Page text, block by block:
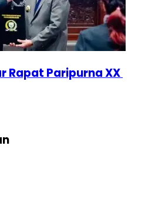
Rapat Paripurna XX